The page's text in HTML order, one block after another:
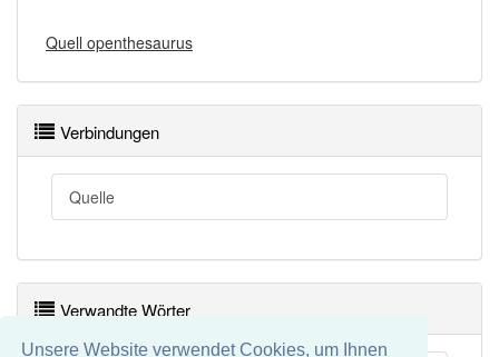
Unsere Website verwendet Cookies, um Ihnen
Quell openthesaurus
Verbindungen
Quelle
Verwandte Wörter